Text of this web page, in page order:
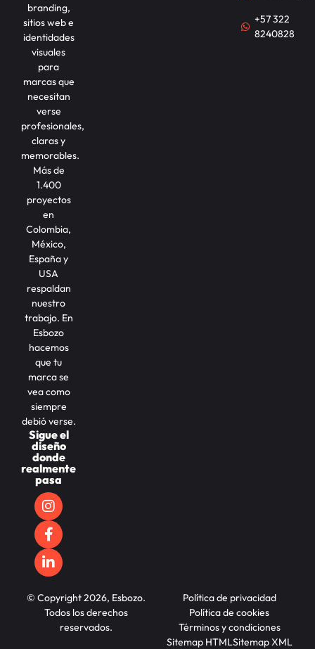
branding,
sitios web e
identidades
visuales
para
marcas que
necesitan
verse
profesionales,
claras y
memorables.
Más de
1.400
proyectos
en
Colombia,
México,
España y
USA
respaldan
nuestro
trabajo. En
Esbozo
hacemos
que tu
marca se
vea como
siempre
debió verse.
Sigue el
diseño
donde
realmente
pasa
+57 322
8240828
© Copyright 2026, Esbozo.
Todos los derechos
reservados.
Política de privacidad
Política de cookies
Términos y condiciones
Sitemap HTMLSitemap XML